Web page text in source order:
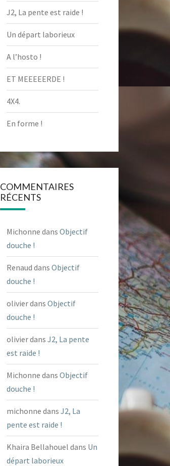
J2, La pente est raide !
Un départ laborieux
A l’hosto !
ET MEEEEERDE !
4X4.
En forme !
COMMENTAIRES
RÉCENTS
Michonne dans Objectif
douche !
Renaud dans Objectif
douche !
olivierdans Objectif
douche !
olivierdans J2, La pente
est raide !
Michonne dans Objectif
douche !
michonne dans J2, La
pente est raide !
Khaira Bellahouel dans Un
départ laborieux